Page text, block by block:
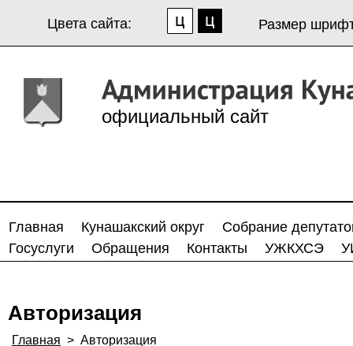
Цвета сайта: Размер
официальный сайт
Главная Кунашакский округ
Собрание
Госуслуги
Обращения Контакты УЖКХСЭ
Авторизация
Главная > Авторизация